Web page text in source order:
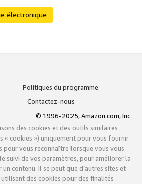
électronique
Politiques du programme
Contactez-nous
© 1996-2025, Amazon.com, Inc.
des cookies et des outils similaires
« cookies ») uniquement pour vous fournir
pour vous reconnaître lorsque vous vous
suivi de vos paramètres, pour améliorer la
contenu. Il se peut que d’autres sites et
utilisent des cookies pour des finalités